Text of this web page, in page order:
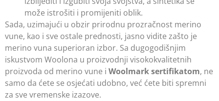
može istrošiti i promijeniti oblik.
Sada, uzimajući u obzir prirodnu prozračnost merino
vune, kao i sve ostale prednosti, jasno vidite zašto je
merino vuna superioran izbor. Sa dugogodišnjim
iskustvom Woolona u proizvodnji visokokvalitetnih
proizvoda od merino vune i Woolmark sertifikatom, ne
samo da ćete se osjećati udobno, već ćete biti spremni
za sve vremenske izazove.